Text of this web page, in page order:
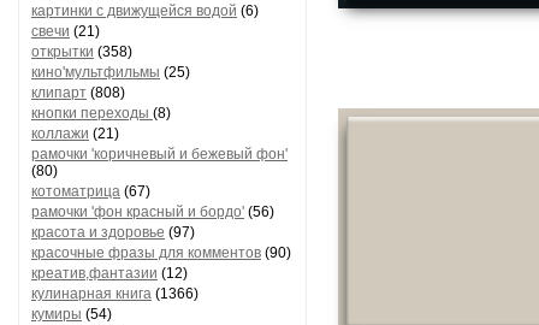
картинки с движущейся водой (6)
свечи (21)
открытки (358)
кино'мультфильмы (25)
клипарт (808)
кнопки переходы (8)
коллажи (21)
рамочки 'коричневый и бежевый фон'
(80)
котоматрица (67)
рамочки 'фон красный и бордо' (56)
красота и здоровье (97)
красочные фразы для комментов (90)
креатив,фантазии (12)
кулинарная книга (1366)
кумиры (54)